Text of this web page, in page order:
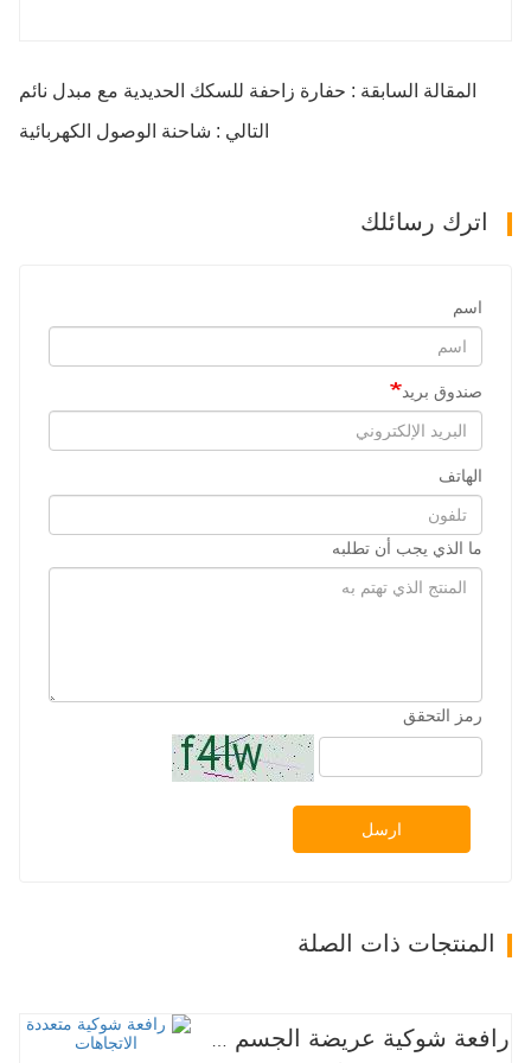
المقالة السابقة : حفارة زاحفة للسكك الحديدية مع مبدل نائم
التالي : شاحنة الوصول الكهربائية
اترك رسائلك
اسم
صندوق بريد
الهاتف
ما الذي يجب أن تطلبه
رمز التحقق
ارسل
المنتجات ذات الصلة